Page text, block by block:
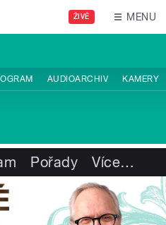
ŽIVĚ MENU
AUDIOARCHIV KAMERY
Pořady Více…